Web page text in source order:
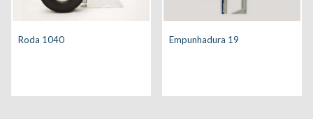
Roda 1040 Empunhadura 19